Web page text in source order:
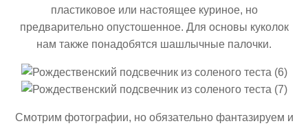
пластиковое или настоящее куриное, но
предварительно опустошенное. Для основы куколок
нам также понадобятся шашлычные палочки.
Смотрим фотографии, но обязательно фантазируем и